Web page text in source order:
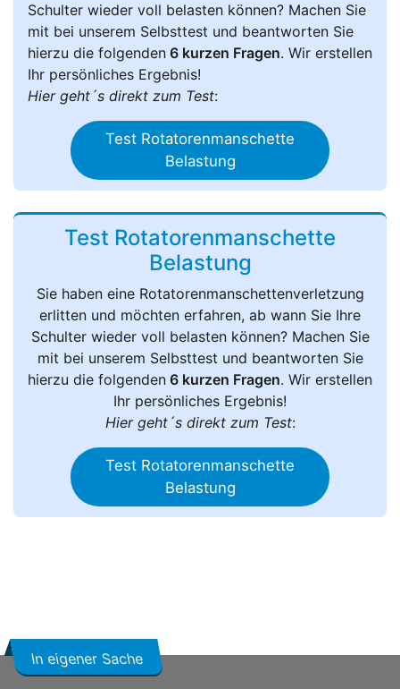
Test Rotatorenmanschette
Belastung
Sie haben eine Rotatorenmanschettenverletzung
erlitten und möchten erfahren, ab wann Sie Ihre
Schulter wieder voll belasten können? Machen Sie
mit bei unserem Selbsttest und beantworten Sie
hierzu die folgenden 6 kurzen Fragen. Wir erstellen
Ihr persönliches Ergebnis!
Hier geht´s direkt zum Test:
Test Rotatorenmanschette
Belastung
Schulter wieder voll belasten können? Machen Sie
mit bei unserem Selbsttest und beantworten Sie
hierzu die folgenden 6 kurzen Fragen. Wir erstellen
Ihr persönliches Ergebnis!
Hier geht´s direkt zum Test:
Test Rotatorenmanschette
Belastung
In eigener Sache